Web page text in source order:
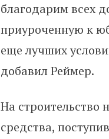
благодарим всех
приуроченную к
еще лучших
добавил Реймер.
На строительство
средства,